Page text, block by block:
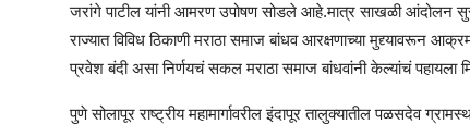
जरांगे पाटील यांनी आमरण उपोषण सोडले आहे.मात्र साखळी आंदोलन
राज्यात विविध ठिकाणी मराठा समाज बांधव आरक्षणाच्या मुद्द्यावरून
प्रवेश बंदी असा निर्णयचं सकल मराठा समाज बांधवांनी केल्यांचं पहायला
पुणे सोलापूर राष्ट्रीय महामार्गावरील इंदापूर तालुक्यातील पळसदेव